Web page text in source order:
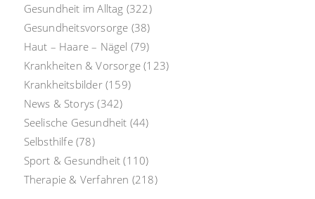
Gesundheit im Alltag (322)
Gesundheitsvorsorge (38)
Haut – Haare – Nägel (79)
Krankheiten & Vorsorge (123)
Krankheitsbilder(159)
News & Storys (342)
Seelische Gesundheit (44)
Selbsthilfe(78)
Sport & Gesundheit (110)
Therapie & Verfahren (218)